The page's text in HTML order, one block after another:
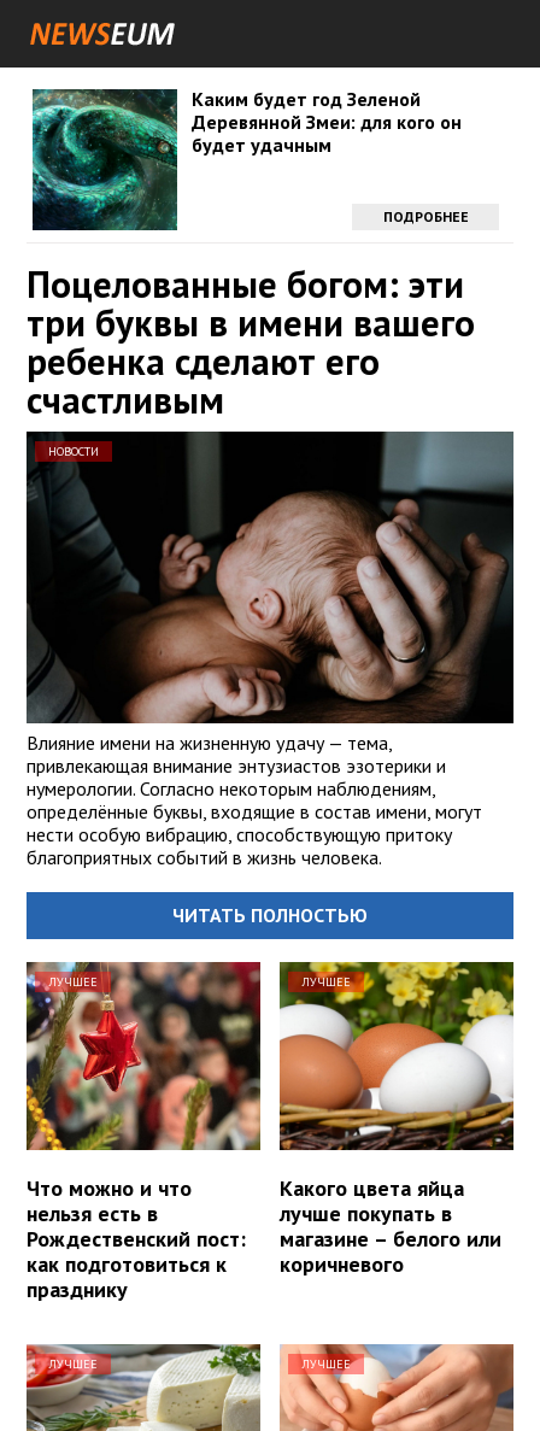
Каким будет год Зеленой
Деревянной Змеи: для кого он
будет удачным
ПОДРОБНЕЕ
Поцелованные богом: эти
три буквы в имени вашего
ребенка сделают его
счастливым
НОВОСТИ
Влияние имени на жизненную удачу — тема,
привлекающая внимание энтузиастов эзотерики и
нумерологии. Согласно некоторым наблюдениям,
определённые буквы, входящие в состав имени, могут
нести особую вибрацию, способствующую притоку
благоприятных событий в жизнь человека.
ЧИТАТЬ ПОЛНОСТЬЮ
ЛУЧШЕЕ
Что можно и что
нельзя есть в
Рождественский пост:
как подготовиться к
празднику
ЛУЧШЕЕ
Какого цвета яйца
лучше покупать в
магазине – белого или
коричневого
ЛУЧШЕЕ ЛУЧШЕЕ